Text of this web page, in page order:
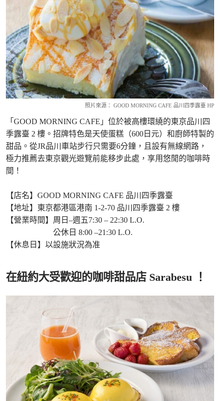
照片來源： GOOD MORNING CAFE 品川四季露臺 HP
「GOOD MORNING CAFE」位於被高樓環繞的東京品川四
季露臺 2 樓。招牌特色是天使蛋糕（600日元）和廚師特製的
甜品。從JR品川車站步行只需要6分鐘，且設有無線網路，
極力推薦去東京觀光遊覽前能移步此處，享用悠閒的咖啡時
間！
【店名】GOOD MORNING CAFE 品川四季露臺
【地址】東京都港區港南 1-2-70 品川四季露臺 2 樓
【營業時間】周日–週五7:30 – 22:30 L.O.
公休日 8:00 –21:30 L.O.
【休息日】以設施狀況為准
在紐約大受歡迎的咖啡甜品店 Sarabesu ！